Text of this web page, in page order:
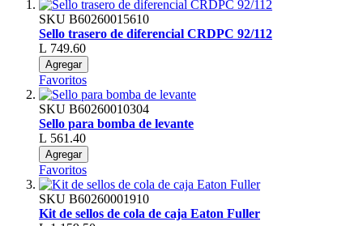
SKU B60260015610
Sello trasero de diferencial CRDPC 92/112
L 749.60
Agregar
Favoritos
SKU B60260010304
Sello para bomba de levante
L 561.40
Agregar
Favoritos
SKU B60260001910
Kit de sellos de cola de caja Eaton Fuller